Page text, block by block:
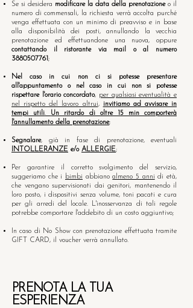
Se si desidera modificare la data della prenotazioneo il
numero di commensali, la richiesta verrà accolta purché
venga effettuata con un minimo di preavviso e in base
alla disponibilità dei posti, annullando la vecchia
prenotazione ed effettuandone una nuova, oppure
contattando il ristorante via mail o al numero
3880507761;
Nel caso in cui non ci si potesse presentare
all'appuntamento o nel caso in cui non si potesse
rispettare l'orario concordato, per qualsiasi eventualità e
nel rispetto del lavoro altrui, invitiamo ad avvisare in
tempi utili. Un ritardo di oltre 15 min comporterà
l'annullamento della prenotazione;​​
Segnalare, già in fase di prenotazione, eventuali
INTOLLERANZE e/o ALLERGIE;
Per garantire il corretto svolgimento del servizio,
suggeriamo che i bimbi abbianoalmeno 5 anni di età,
che vengano supervisionati dai genitori, mantenendo il
loro posto, i dispositivi senza volume, toni pacati e cura
per gli arredi del locale. L'inosservanza di tali regole
potrebbe comportare l'addebito di un costo aggiuntivo;
In caso di No Show con prenotazione effettuata tramite
GIFT CARD, il voucher verrà annullato.
PRENOTA LA TUA
ESPERIENZA